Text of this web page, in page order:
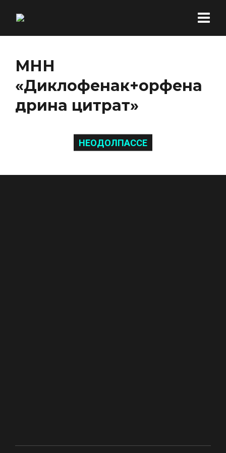
МНН
«Диклофенак+орфена
дрина цитрат»
НЕОДОЛПАССЕ